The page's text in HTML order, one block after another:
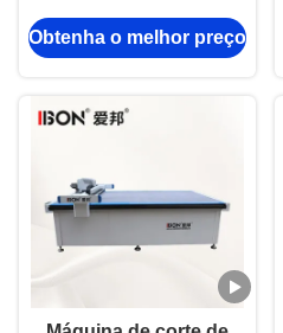
computador de 50 Hz
Obtenha o melhor preço